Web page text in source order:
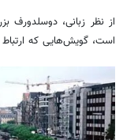
از نظر زبانی، دوسلدورف
است، گویش‌هایی که ارتباط